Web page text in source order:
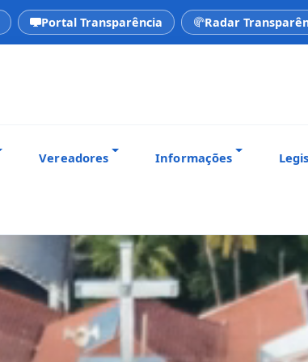
Portal Transparência Radar
Vereadores Informações